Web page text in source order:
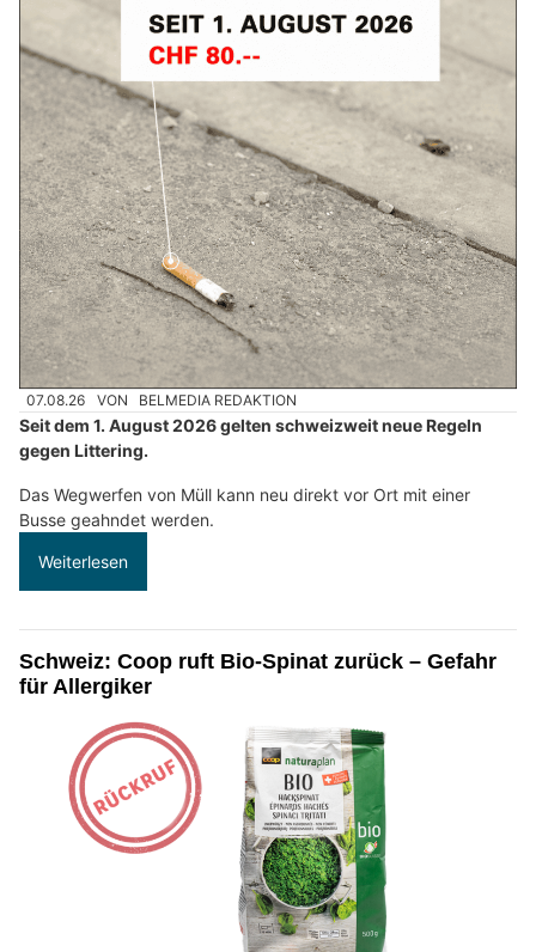
07.08.26 VON BELMEDIA REDAKTION
Seit dem 1. August 2026 gelten schweizweit neue Regeln
gegen Littering.
Das Wegwerfen von Müll kann neu direkt vor Ort mit einer
Busse geahndet werden.
Weiterlesen
Schweiz: Coop ruft Bio-Spinat zurück – Gefahr
für Allergiker